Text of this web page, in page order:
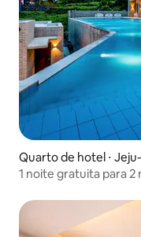
Quarto de hotel ⋅
1 noite gratuita para 2